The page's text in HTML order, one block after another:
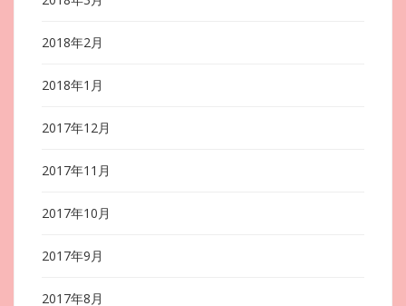
2018年2月
2018年1月
2017年12月
2017年11月
2017年10月
2017年9月
2017年8月